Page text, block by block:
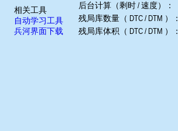
相关工具
自动学习工具
兵河界面下载
后台计算（剩时 / 速度）：
残局库数量（ DTC / DTM ）：
残局库体积（ DTC / DTM ）：